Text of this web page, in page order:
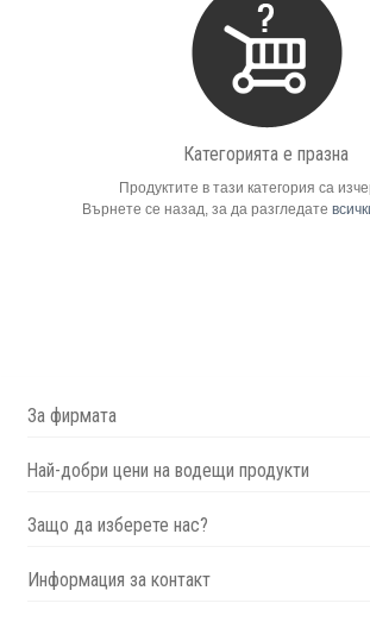
Смартфони
Категорията е празна
Продуктите в тази категория са
Върнете се назад, за да разгледате
За фирмата
Най-добри цени на водещи продукти
Защо да изберете нас?
Информация за контакт